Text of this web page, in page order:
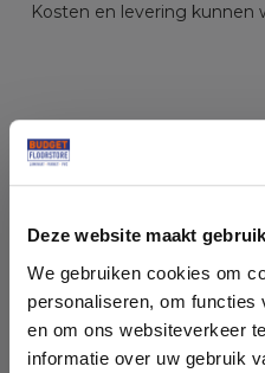
Deze website maakt
We gebruiken cookies om
personaliseren, om functies
en om ons websiteverkeer
informatie over uw gebruik
Kosten en levering kunnen
Soort vloer: